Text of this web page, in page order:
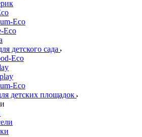
Еco
Eco
детского сада
Eco
Еco
детских площадок